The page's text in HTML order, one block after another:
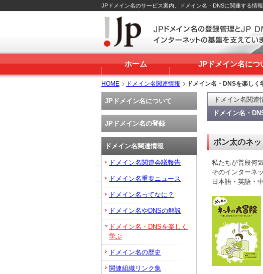
JPドメイン名のサービス案内、ドメイン名・DNSに関連する情
ホーム JPドメイン名につ
HOME ドメイン名関連情報 ドメイン名・DNSを楽しく
ドメイン名関連
ドメイン名・
ポン太のネ
私たちが普段何
そのインターネ
日本語・英語・
JPドメイン名について
JPドメイン名の登録
ドメイン名関連情報
ドメイン名関連会議報告
ドメイン名重要ニュース
ドメイン名ってなに？
ドメイン名やDNSの解説
ドメイン名・DNSを楽しく
学ぶ
ドメイン名の歴史
関連組織リンク集